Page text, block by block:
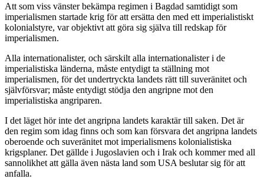
Att som viss vänster bekämpa regimen i Bagdad samtidigt som
imperialismen startade krig för att ersätta den med ett imperialistiskt
kolonialstyre, var objektivt att göra sig själva till redskap för
imperialismen.
Alla internationalister, och särskilt alla internationalister i de
imperialistiska länderna, måste entydigt ta ställning mot
imperialismen, för det undertryckta landets rätt till suveränitet och
självförsvar; måste entydigt stödja den angripne mot den
imperialistiska angriparen.
I det läget hör inte det angripna landets karaktär till saken. Det är
den regim som idag finns och som kan försvara det angripna landets
oberoende och suveränitet mot imperialismens kolonialistiska
krigsplaner. Det gällde i Jugoslavien och i Irak och kommer med all
sannolikhet att gälla även nästa land som USA beslutar sig för att
anfalla.